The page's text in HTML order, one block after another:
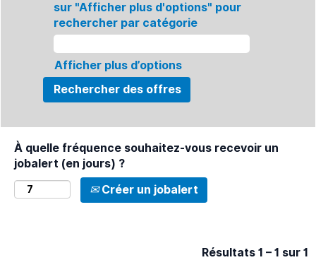
sur "Afficher plus d'options" pour
rechercher par catégorie
Afficher plus d’options
À quelle fréquence souhaitez-vous recevoir un
jobalert (en jours) ?
Créer un jobalert
Résultats 1 – 1 sur 1